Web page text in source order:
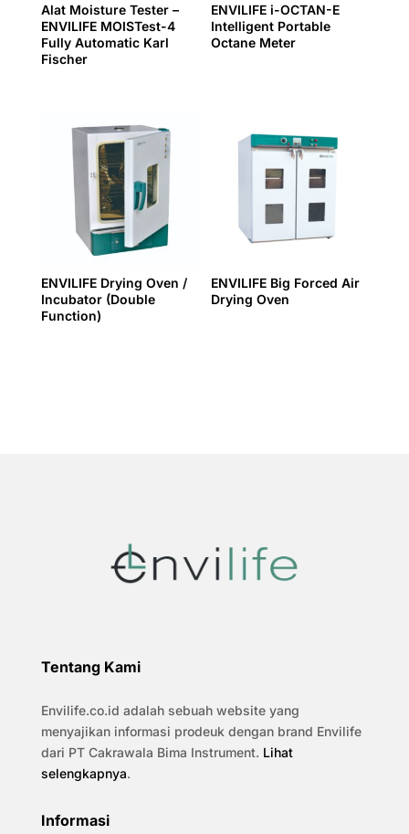
Alat Moisture Tester –
ENVILIFE MOISTest-4
Fully Automatic Karl
Fischer
ENVILIFE i-OCTAN-E
Intelligent Portable
Octane Meter
ENVILIFE Drying Oven /
Incubator (Double
Function)
ENVILIFE Big Forced Air
Drying Oven
Tentang Kami
Envilife.co.id adalah sebuah website yang
menyajikan informasi prodeuk dengan brand Envilife
dari PT Cakrawala Bima Instrument. Lihat
selengkapnya.
Informasi